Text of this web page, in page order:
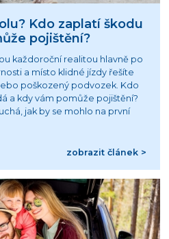
Kdo zaplatí škodu
pojištění?
každoroční realitou hlavně po
a místo klidné jízdy řešíte
poškozený podvozek. Kdo
a kdy vám pomůže pojištění?
jak by se mohlo na první
zobrazit článek >